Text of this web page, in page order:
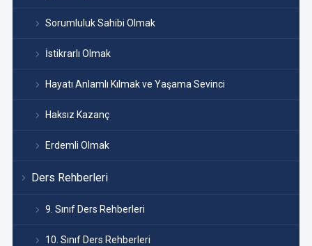
Sorumluluk Sahibi Olmak
İstikrarlı Olmak
Hayatı Anlamlı Kılmak ve Yaşama Sevinci
Haksız Kazanç
Erdemli Olmak
Ders Rehberleri
9. Sınıf Ders Rehberleri
10. Sınıf Ders Rehberleri